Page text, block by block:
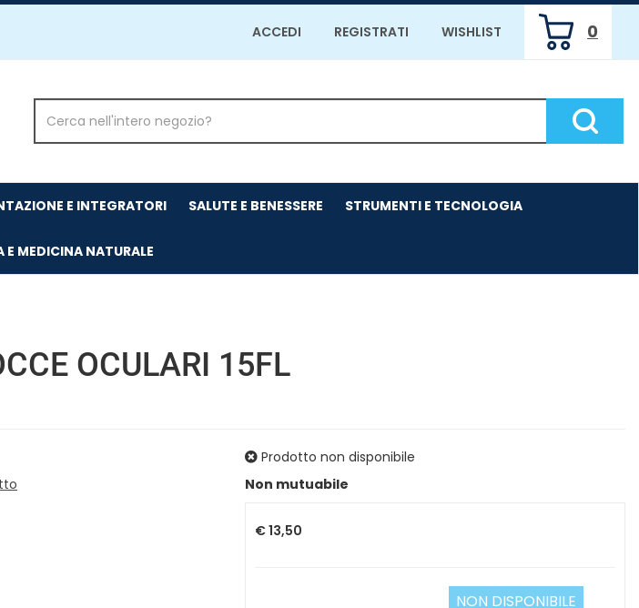
ACCEDI REGISTRATI WISHLIST 0
ARTICOLI
INSERITI
Prodotto
Cerca
E INTEGRATORI SALUTE E BENESSERE STRUMENTI E TECNOLOGIA
E MEDICINA NATURALE
OCULARI 15FL
Prodotto non disponibile
Non mutuabile
Prezzo
€ 13,50
NON DISPONIBILE